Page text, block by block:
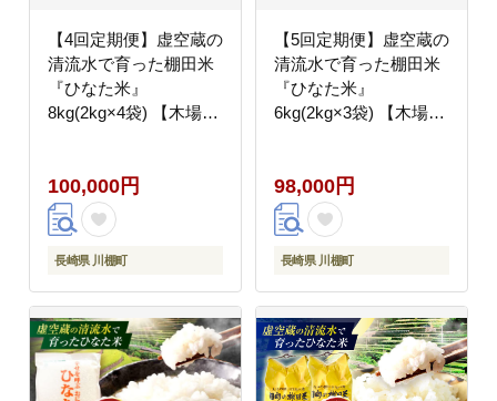
【4回定期便】虚空蔵の
清流水で育った棚田米
『ひなた米』
8kg(2kg×4袋) 【木場中
100,000円
長崎県 川棚町
【5回定期便】虚空蔵の
清流水で育った棚田米
『ひなた米』
6kg(2kg×3袋) 【木場中
98,000円
長崎県 川棚町